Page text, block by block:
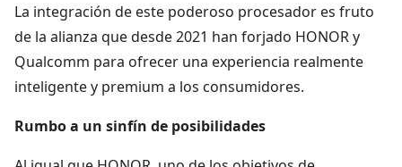
La integración de este poderoso procesador es fruto
de la alianza que desde 2021 han forjado HONOR y
Qualcomm para ofrecer una experiencia realmente
inteligente y premium a los consumidores.
Rumbo a un sinfín de posibilidades